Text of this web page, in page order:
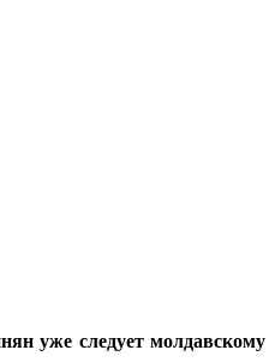
уже следует молдавскому